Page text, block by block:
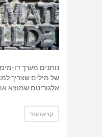
נותנים מערך דו-
של מילים שצריך
אלגוריטם שמוצא
קראו עוד